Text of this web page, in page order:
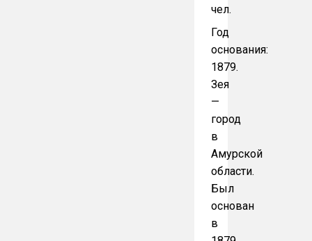
чел.
Год
основания:
1879.
Зея
—
город
в
Амурской
области.
Был
основан
в